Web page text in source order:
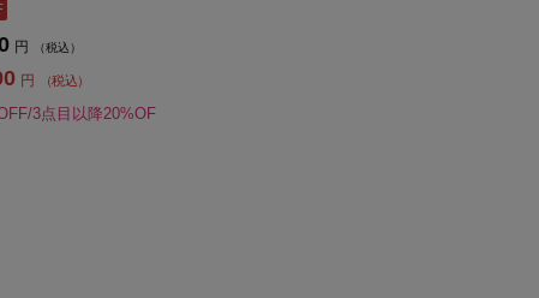
円 （税込）
円 （税込）
3点目以降20%OF